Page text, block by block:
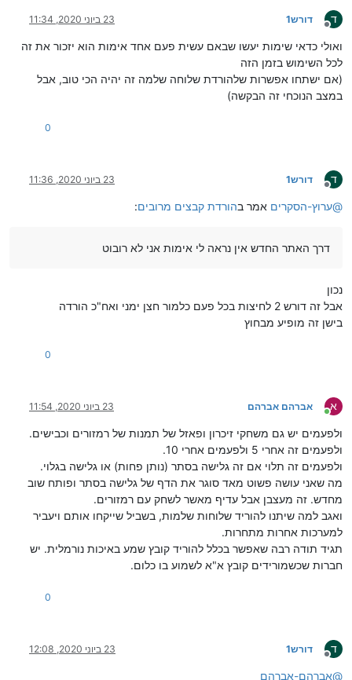
ד
מנותק
דורש1 23 ביוני 2020, 11:34
ואולי כדאי שימות יעשו שבאם עשית פעם אחד אימות הוא יזכור את זה
לכל השימוש בזמן הזה
(אם ישתחו אפשרות שלהורדת שלוחה שלמה זה יהיה הכי טוב, אבל
במצב הנוכחי זה הבקשה)
0
ד
מנותק
דורש1 23 ביוני 2020, 11:36
@ערוץ-הסקרים אמר בהורדת קבצים מרובים:
דרך האתר החדש אין נראה לי אימות אני לא רובוט
נכון
אבל זה דורש 2 לחיצות בכל פעם כלמור חצן ימני ואח"כ הורדה
בישן זה מופיע מבחוץ
0
א
מחובר
אברהם אברהם 23 ביוני 2020, 11:54
ולפעמים יש גם משחקי זיכרון ופאזל של תמנות של רמזורים וכבישים.
ולפעמים זה אחרי 5 ולפעמים אחרי 10.
ולפעמים זה תלוי אם זה גלישה בסתר (נותן פחות) או גלישה בגלוי.
מה שאני עושה פשוט מאד סוגר את הדף של גלישה בסתר ופותח שוב
מחדש. זה מעצבן אבל עדיף מאשר לשחק עם רמזורים.
ואגב למה שיתנו להוריד שלוחות שלמות, בשביל שייקחו אותם ויעביר
למערכות אחרות מתחרות.
תגיד תודה רבה שאפשר בכלל להוריד קובץ שמע באיכות נורמלית. יש
חברות שכשמורידים קובץ א"א לשמוע בו כלום.
0
ד
מנותק
דורש1 23 ביוני 2020, 12:08
@אברהם-אברהם